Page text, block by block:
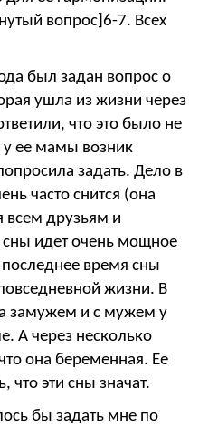
вопрос]6-7. Всех
был задан вопрос о
ушла из жизни через
что это было не
у ее мамы возник
задать. Дело в
часто снится (она
всем друзьям и
идет очень мощное
время сны
жизни. В
замужем и с мужем у
А через несколько
она беременная. Ее
что эти сны значат.
бы задать мне по